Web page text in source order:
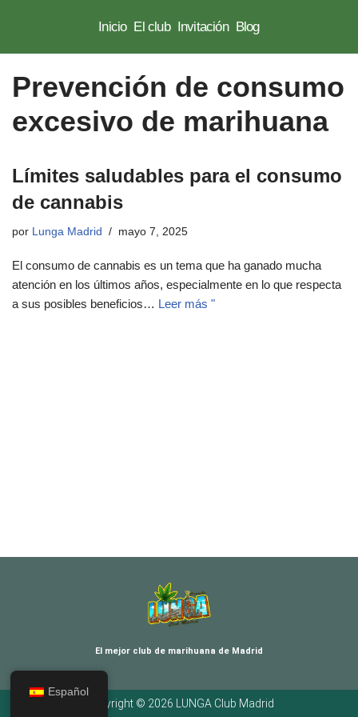
contenido
Inicio El club Invitación Blog
Prevención de consumo
excesivo de marihuana
Límites saludables para el consumo
de cannabis
por Lunga Madrid mayo 7, 2025
El consumo de cannabis es un tema que ha ganado mucha
atención en los últimos años, especialmente en lo que respecta
a sus posibles beneficios… Leer más "
El mejor club de marihuana de Madrid
Copyright © 2026 LUNGA Club Madrid
Español